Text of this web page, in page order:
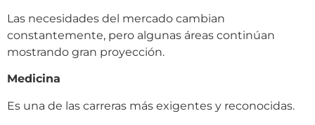
Las necesidades del mercado cambian
constantemente, pero algunas áreas continúan
mostrando gran proyección.
Medicina
Es una de las carreras más exigentes y reconocidas.